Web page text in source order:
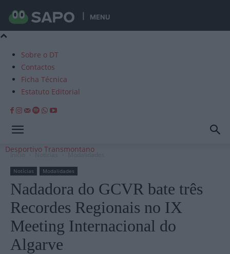
MENU
Sobre o DT
Contactos
Ficha Técnica
Estatuto Editorial
Desportivo Transmontano
Início Notícias Modalidades
Notícias Modalidades
Nadadora do GCVR bate três
Recordes Regionais no IX
Meeting Internacional do
Algarve